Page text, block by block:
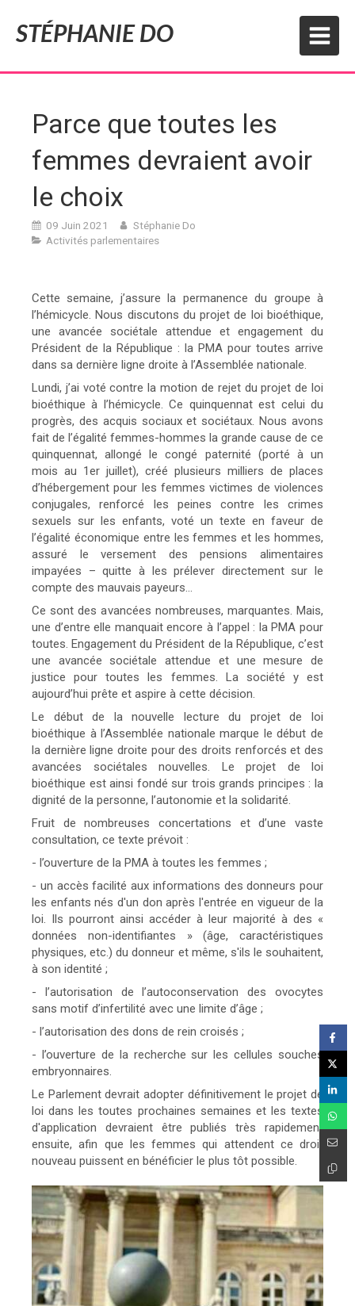
STÉPHANIE DO
Parce que toutes les
femmes devraient avoir
le choix
09 Juin 2021
Stéphanie Do
Activités parlementaires
Cette semaine, j’assure la permanence du groupe à
l’hémicycle. Nous discutons du projet de loi bioéthique,
une avancée sociétale attendue et engagement du
Président de la République : la PMA pour toutes arrive
dans sa dernière ligne droite à l’Assemblée nationale.
Lundi, j’ai voté contre la motion de rejet du projet de loi
bioéthique à l’hémicycle. Ce quinquennat est celui du
progrès, des acquis sociaux et sociétaux. Nous avons
fait de l’égalité femmes-hommes la grande cause de ce
quinquennat, allongé le congé paternité (porté à un
mois au 1er juillet), créé plusieurs milliers de places
d’hébergement pour les femmes victimes de violences
conjugales, renforcé les peines contre les crimes
sexuels sur les enfants, voté un texte en faveur de
l’égalité économique entre les femmes et les hommes,
assuré le versement des pensions alimentaires
impayées – quitte à les prélever directement sur le
compte des mauvais payeurs…
Ce sont des avancées nombreuses, marquantes. Mais,
une d’entre elle manquait encore à l’appel : la PMA pour
toutes. Engagement du Président de la République, c’est
une avancée sociétale attendue et une mesure de
justice pour toutes les femmes. La société y est
aujourd’hui prête et aspire à cette décision.
Le début de la nouvelle lecture du projet de loi
bioéthique à l’Assemblée nationale marque le début de
la dernière ligne droite pour des droits renforcés et des
avancées sociétales nouvelles. Le projet de loi
bioéthique est ainsi fondé sur trois grands principes : la
dignité de la personne, l’autonomie et la solidarité.
Fruit de nombreuses concertations et d’une vaste
consultation, ce texte prévoit :
- l’ouverture de la PMA à toutes les femmes ;
- un accès facilité aux informations des donneurs pour
les enfants nés d'un don après l'entrée en vigueur de la
loi. Ils pourront ainsi accéder à leur majorité à des «
données non-identifiantes » (âge, caractéristiques
physiques, etc.) du donneur et même, s'ils le souhaitent,
à son identité ;
- l’autorisation de l’autoconservation des ovocytes
sans motif d’infertilité avec une limite d’âge ;
- l’autorisation des dons de rein croisés ;
- l’ouverture de la recherche sur les cellules souches
embryonnaires.
Le Parlement devrait adopter définitivement le projet de
loi dans les toutes prochaines semaines et les textes
d'application devraient être publiés très rapidement
ensuite, afin que les femmes qui attendent ce droit
nouveau puissent en bénéficier le plus tôt possible.